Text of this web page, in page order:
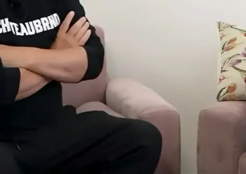
「認証成功」画
進む」をタップ